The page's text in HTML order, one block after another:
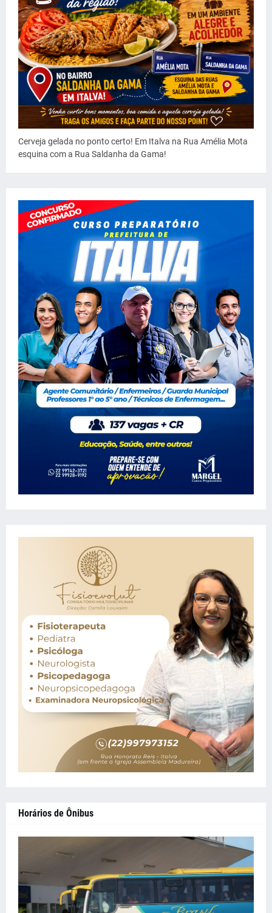
Cerveja gelada no ponto certo! Em Italva na Rua Amélia Mota
esquina com a Rua Saldanha da Gama!
Horários de Ônibus